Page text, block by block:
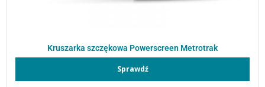
Kruszarka szczękowa Powerscreen Metrotrak
Sprawdź